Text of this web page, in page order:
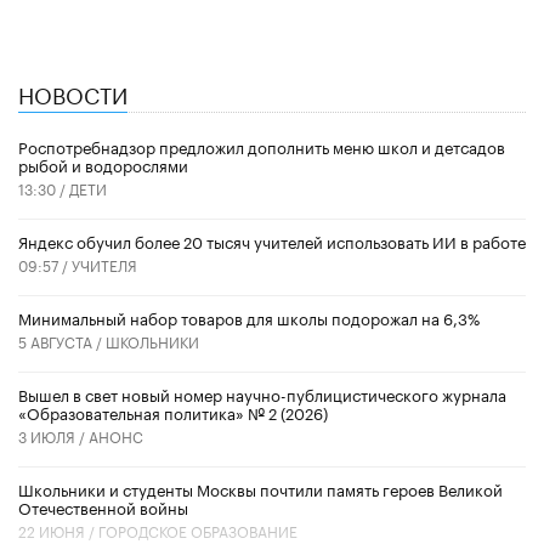
НОВОСТИ
Роспотребнадзор предложил дополнить меню школ и детсадов
рыбой и водорослями
13:30 / ДЕТИ
​Яндекс обучил более 20 тысяч учителей использовать ИИ в работе
09:57 /УЧИТЕЛЯ
Минимальный набор товаров для школы подорожал на 6,3%
5 АВГУСТА / ШКОЛЬНИКИ
Вышел в свет новый номер научно-публицистического журнала
«Образовательная политика» № 2 (2026)
3 ИЮЛЯ / АНОНС
Школьники и студенты Москвы почтили память героев Великой
Отечественной войны
22 ИЮНЯ / ГОРОДСКОЕ ОБРАЗОВАНИЕ